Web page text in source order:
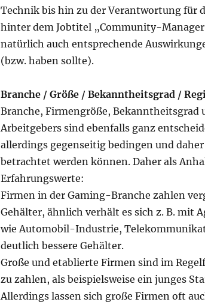
Technik bis hin zu der Verantwortung für
hinter dem Jobtitel „Community-
natürlich auch entsprechende
(bzw. haben sollte).
Branche / Größe / Bekanntheitsgrad /
Branche, Firmengröße, Bekanntheitsgrad
Arbeitgebers sind ebenfalls ganz
allerdings gegenseitig bedingen und
betrachtet werden können. Daher als
Erfahrungswerte:
Firmen in der Gaming-Branche zahlen
Gehälter, ähnlich verhält es sich z. B. mit
wie Automobil-Industrie,
deutlich bessere Gehälter.
Große und etablierte Firmen sind im
zu zahlen, als beispielsweise ein junges
Allerdings lassen sich große Firmen oft